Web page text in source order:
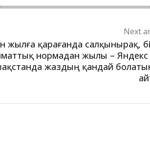
Next
жылға қарағанда салқынырақ,
нормадан жылы – Яндекс
жаздың қандай